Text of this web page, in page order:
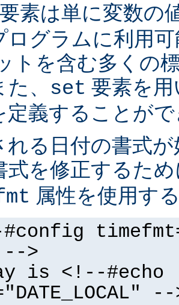
要素は単に変数の
ログラムに利用
トを含む多くの
、 set 要素を
定義することが
れる日付の書式
式を修正するた
属性を使用す
-->
is <!--#echo
--